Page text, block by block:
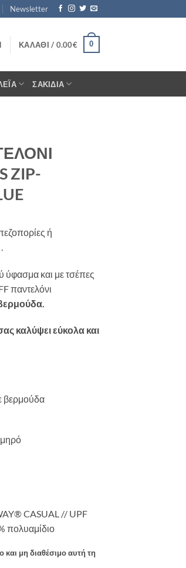
Newsletter
ΚΑΛΆΘΙ / 0.00€ 0
ΣΑΚΊΔΙΑ
ZIP-
ή
και με τσέπες
παντελόνι
καλύψει εύκολα και
βερμούδα
CASUAL // UPF
πολυαμίδιο
και μη διαθέσιμο αυτή τη